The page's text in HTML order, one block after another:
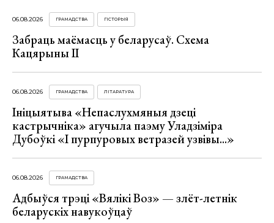
06.08.2026 ГРАМАДСТВА ГІСТОРЫЯ
Забраць маёмасць у беларусаў. Схема
Кацярыны ІІ
06.08.2026 ГРАМАДСТВА ЛІТАРАТУРА
Ініцыятыва «Непаслухмяныя дзеці
кастрычніка» агучыла паэму Уладзіміра
Дубоўкі «І пурпуровых ветразей узвівы...»
06.08.2026 ГРАМАДСТВА
Адбыўся трэці «Вялікі Воз» — злёт-летнік
беларускіх навукоўцаў